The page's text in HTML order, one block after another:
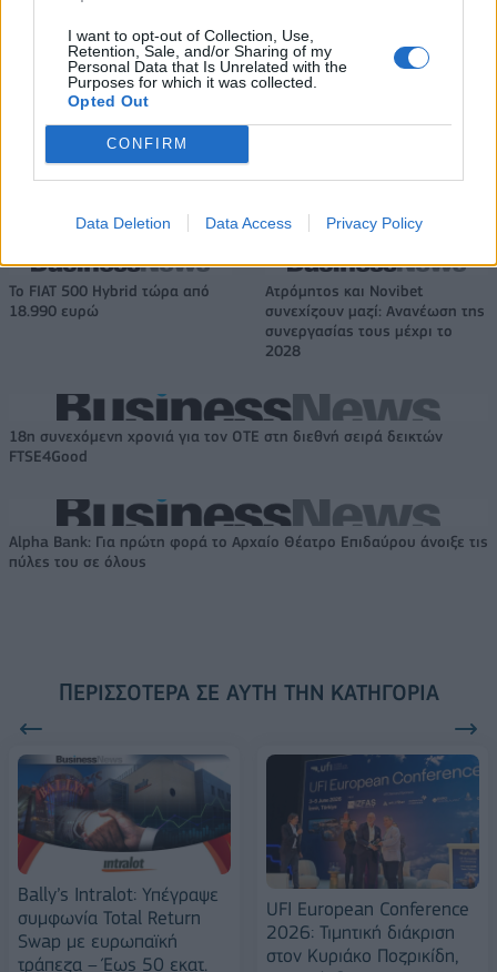
I want to opt-out of Collection, Use,
Retention, Sale, and/or Sharing of my
Personal Data that Is Unrelated with the
Purposes for which it was collected.
Opted Out
CONFIRM
Data Deletion Data Access Privacy Policy
Β.Σ. Καρούλιας: Τζίρος 98,7
εκατ. ευρώ και αύξηση κερδών
57% - Τα νέα στοιχήματα σε
low & non alcohol
Deloitte Ελλάδος:
Χρηματοοικονομικός
σύμβουλος της ΔΕΗ για την
Το FIAT 500 Hybrid τώρα από
18.990 ευρώ
Ατρόμητος και Novibet
συνεχίζουν μαζί: Ανανέωση της
συνεργασίας τους μέχρι το
2028
18η συνεχόμενη χρονιά για τον ΟΤΕ στη διεθνή σειρά δεικτών
FTSE4Good
Alpha Bank: Για πρώτη φορά το Αρχαίο Θέατρο Επιδαύρου άνοιξε τις
πύλες του σε όλους
ΠΕΡΙΣΣΌΤΕΡΑ ΣΕ ΑΥΤΉ ΤΗΝ ΚΑΤΗΓΟΡΊΑ
Bally’s Intralot: Υπέγραψε
συμφωνία Total Return
Swap με ευρωπαϊκή
τράπεζα – Έως 50 εκατ.
UFI European Conference
2026: Τιμητική διάκριση
στον Κυριάκο Ποζρικίδη,